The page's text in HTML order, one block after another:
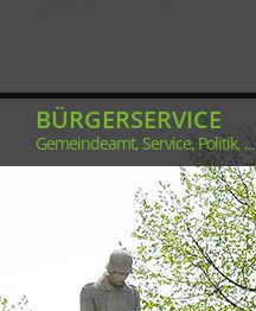
BÜRGERSERVICE
Gemeindeamt, Service, Politik, ...